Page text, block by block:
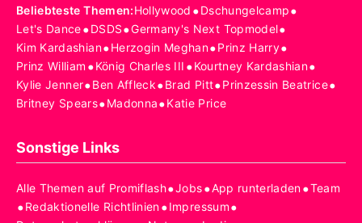
Beliebteste Themen:Hollywood •Dschungelcamp•
Let's Dance•DSDS•Germany's Next Topmodel•
Kim Kardashian•Herzogin Meghan•Prinz Harry•
Prinz William •König Charles III •Kourtney Kardashian•
Kylie Jenner•Ben Affleck•Brad Pitt•Prinzessin Beatrice•
Britney Spears•Madonna•Katie Price
Sonstige Links
Alle Themen auf Promiflash•Jobs•App runterladen•Team
•Redaktionelle Richtlinien•Impressum•